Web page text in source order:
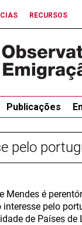
RECURSOS
Publicações
pelo
Mendes é
pelo
de Países